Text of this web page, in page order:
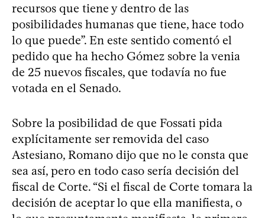
recursos que tiene y dentro de las
posibilidades humanas que tiene, hace todo
lo que puede”. En este sentido comentó el
pedido que ha hecho Gómez sobre la venia
de 25 nuevos fiscales, que todavía no fue
votada en el Senado.
Sobre la posibilidad de que Fossati pida
explícitamente ser removida del caso
Astesiano, Romano dijo que no le consta que
sea así, pero en todo caso sería decisión del
fiscal de Corte. “Si el fiscal de Corte tomara la
decisión de aceptar lo que ella manifiesta, o